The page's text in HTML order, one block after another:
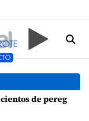
a la Virgen de las Nieves